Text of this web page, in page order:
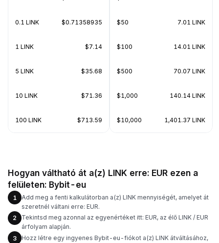
0.1 LINK $0.71358935
1 LINK $7.14
5 LINK $35.68
10 LINK $71.36
100 LINK $713.59
$50 7.01 LINK
$100 14.01 LINK
$500 70.07 LINK
$1,000 140.14 LINK
$10,000 1,401.37 LINK
Hogyan váltható át a(z) LINK erre: EUR ezen a
felületen: Bybit-eu
1
Add meg a fenti kalkulátorban a(z) LINK mennyiségét, amelyet át
szeretnél váltani erre: EUR.
2
Tekintsd meg azonnal az egyenértéket itt: EUR, az élő LINK / EUR
árfolyam alapján.
3
Hozz létre egy ingyenes Bybit-eu-fiókot a(z) LINK átváltásához,